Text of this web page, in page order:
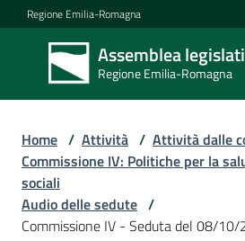
Vai al contenuto
Vai alla navigazione
Vai al footer
Regione Emilia-Romagna
Assemblea
Regione Emilia-Romagna
Assemblea
legislativa
Regione Emilia-
Assemblea
Home / Attività / Attività dalle
Commissione IV: Politiche per la
sociali
Audio delle sedute /
Commissione IV - Seduta del 08/10/